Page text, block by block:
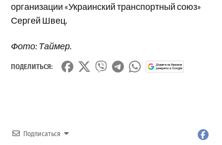
организации «Украинский транспортный союз»
Сергей Швец.
Фото: Таймер.
ПОДЕЛИТЬСЯ:
Подписаться